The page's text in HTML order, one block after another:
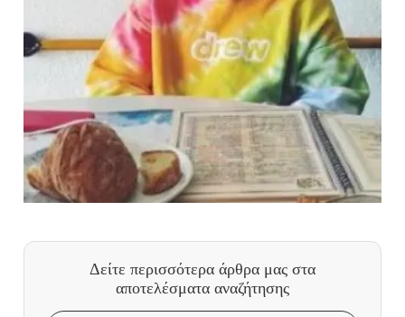
Δείτε περισσότερα άρθρα μας στα
αποτελέσματα αναζήτησης